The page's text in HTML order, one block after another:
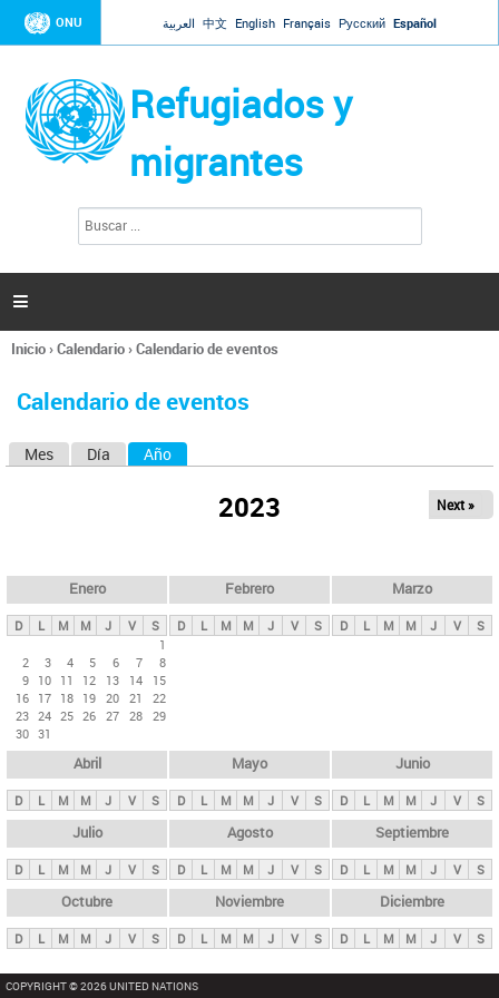
Jump to navigation
ONU العربية 中文 English Français Русский Español
Refugiados y
migrantes
l
d
s

Se
usted
Inicio›Calendario›Calendario de eventos
Calendario de eventos
s
p
n
c
i
p
l
e
s
Mes Día Año
2023 Next »
Enero
D L M M J V
S
1
2
3 4 5 6 7
8
9 10 11 12 13 14
15
16 17 18 19 20 21
22
23 24 25 26 27 28 29
30 31
Febrero
D L M M J V S
Marzo
D L M M J V S
Abril
D L M M J V S
Mayo
D L M M J V S
Junio
D L M M J V S
Julio
D L M M J V S
Agosto
D L M M J V S
Septiembre
D L M M J V S
Octubre
D L M M J V S
Noviembre
D L M M J V S
Diciembre
D L M M J V S
COPYRIGHT © 2026 UNITED NATIONS